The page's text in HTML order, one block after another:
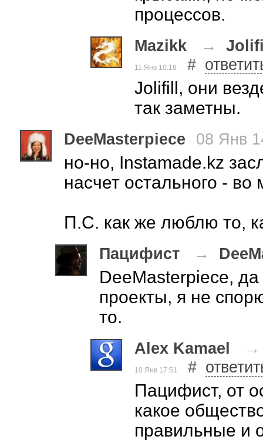
процессов.
Mazikk →
11 Янв 10:18 #
Jolifill, они
так заметны.
DeeMasterpiece 08 Янв
но-но, Instamade.kz
насчет остального - во
П.С. как же люблю то,
Пацифист →
DeeMasterpiece,
проекты, я не
то.
Alex Kamael
10 Янв 17:51 #
Пацифист, от
какое
правильные и